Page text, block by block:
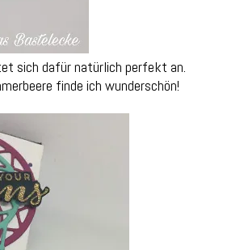
sich dafür natürlich perfekt an.
finde ich wunderschön!